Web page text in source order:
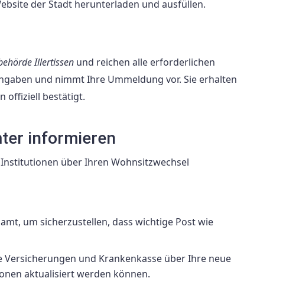
der Stadt herunterladen und ausfüllen.
Illertissen und reichen alle erforderlichen
und nimmt Ihre Ummeldung vor. Sie erhalten
offiziell bestätigt.
informieren
über Ihren Wohnsitzwechsel
um sicherzustellen, dass wichtige Post wie
Versicherungen und Krankenkasse über Ihre neue
aktualisiert werden können.